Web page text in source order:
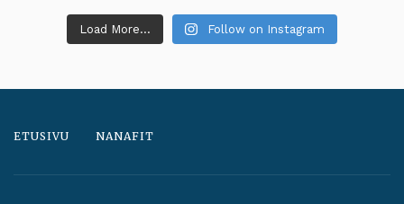
Load More... Follow on Instagram
ETUSIVU NANAFIT